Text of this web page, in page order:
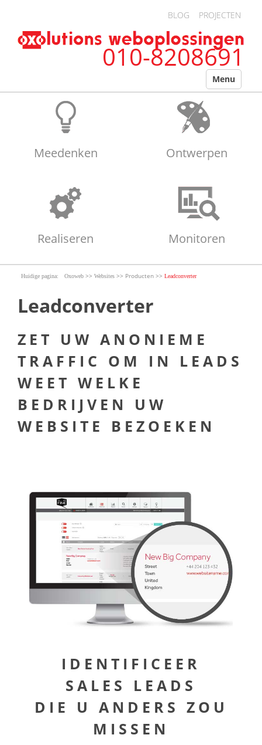
BLOG PROJECTEN
010-8208691
Menu
Meedenken Ontwerpen
Realiseren Monitoren
Oxoweb >> Websites >> Producten >> Leadconverter
Leadconverter
ZET UW ANONIEME
TRAFFIC OM IN LEADS
WEET WELKE
BEDRIJVEN UW
WEBSITE BEZOEKEN
IDENTIFICEER
SALES LEADS
DIE U ANDERS ZOU
MISSEN